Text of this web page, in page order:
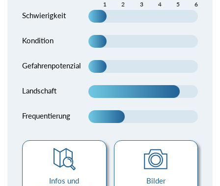
1 2 3 4 5 6
Schwierigkeit
Kondition
Gefahrenpotenzial
Landschaft
Frequentierung
Infos und
Bilder